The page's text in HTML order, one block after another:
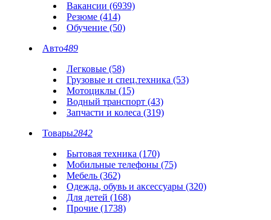
Вакансии (6939)
Резюме (414)
Обучение (50)
Авто489
Легковые (58)
Грузовые и спец.техника (53)
Мотоциклы (15)
Водный транспорт (43)
Запчасти и колеса (319)
Товары2842
Бытовая техника (170)
Мобильные телефоны (75)
Мебель (362)
Одежда, обувь и аксессуары (320)
Для детей (168)
Прочие (1738)